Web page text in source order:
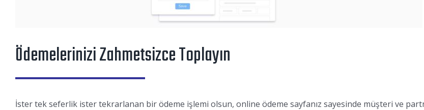
Ödemelerinizi Zahmetsizce Toplayın
İster tek seferlik ister tekrarlanan bir ödeme işlemi olsun, online ödeme sayfanız sayesinde müşteri ve